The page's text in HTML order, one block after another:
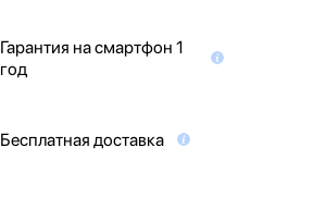
Гарантия на смартфон 1
год
Бесплатная доставка